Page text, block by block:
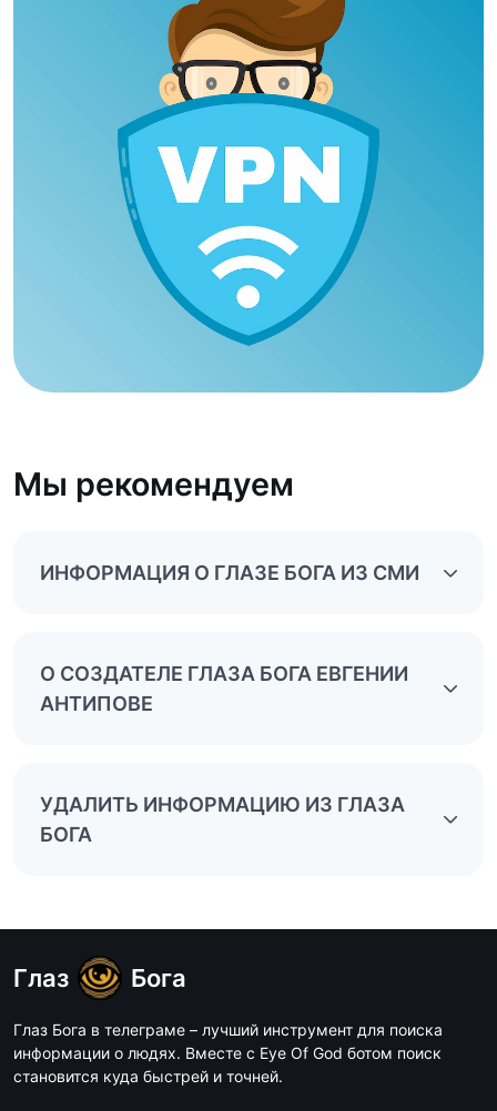
Мы рекомендуем
ИНФОРМАЦИЯ О ГЛАЗЕ БОГА ИЗ СМИ
О СОЗДАТЕЛЕ ГЛАЗА БОГА ЕВГЕНИИ
АНТИПОВЕ
УДАЛИТЬ ИНФОРМАЦИЮ ИЗ ГЛАЗА
БОГА
Глаз Бога
Глаз Бога в телеграме – лучший инструмент для поиска
информации о людях. Вместе с Eye Of God ботом поиск
становится куда быстрей и точней.